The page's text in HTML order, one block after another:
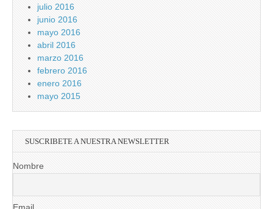
julio 2016
junio 2016
mayo 2016
abril 2016
marzo 2016
febrero 2016
enero 2016
mayo 2015
SUSCRIBETE A NUESTRA NEWSLETTER
Nombre
Email